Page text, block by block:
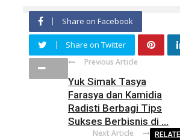
Share on Facebook
Share on Twitter
Previous Article
Yuk Simak Tasya
Farasya dan Kamidia
Radisti Berbagi Tips
Sukses Berbisnis di ...
Next Article